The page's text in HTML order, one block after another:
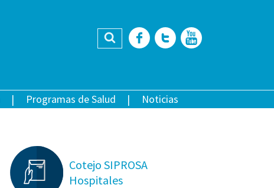
Buscar Facebook
Twitter
Programas de Salud Noticias
Cotejo SIPROSA
Hospitales